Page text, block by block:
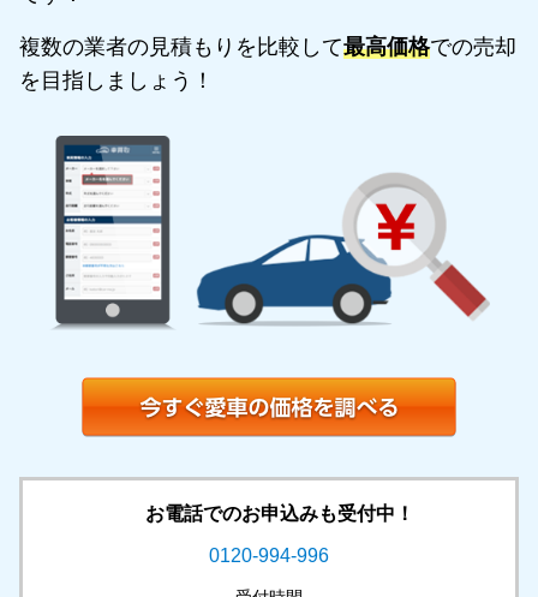
複数の業者の見積もりを比較して最高価格での売却
を目指しましょう！
お電話でのお申込みも受付中！
0120-994-996